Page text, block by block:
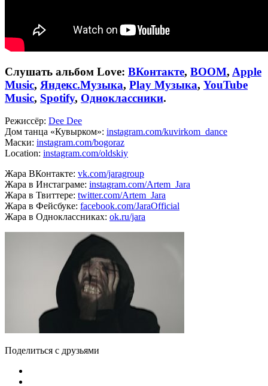
Слушать альбом Love: ВКонтакте, BOOM, Apple
Music, Яндекс.Музыка, Play Музыка, YouTube
Music, Spotify, Одноклассники.
Режиссёр: Dee Dee
Дом танца «Кувырком»: instagram.com/kuvirkom_dance
Маски: instagram.com/bogoraz
Location: instagram.com/oldskiy
Жара ВКонтакте: vk.com/jaragroup
Жара в Инстаграме: instagram.com/Artem_Jara
Жара в Твиттере: twitter.com/Artem_Jara
Жара в Фейсбуке: facebook.com/JaraOfficial
Жара в Одноклассниках: ok.ru/jara
Поделиться с друзьями